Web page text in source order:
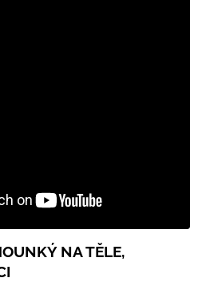
NA TĚLE,